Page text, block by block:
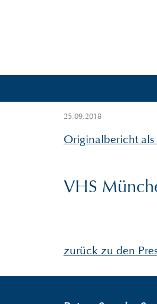
25.09.2018
Originalbericht als
VHS
zurück zu den